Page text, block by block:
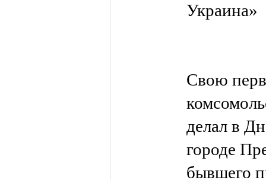
Украина»
Свою
делал в
городе
бывшего